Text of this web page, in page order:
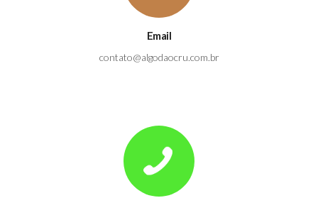
Email
contato@algodaocru.com.br